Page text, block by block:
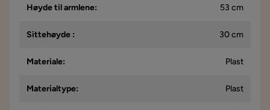
Høyde til armlene: 53 cm
Sittehøyde : 30 cm
Materiale: Plast
Materialtype: Plast